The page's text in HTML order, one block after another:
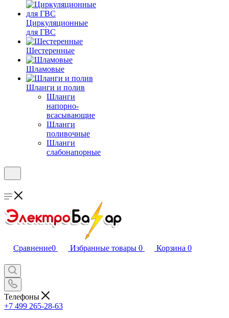
Циркуляционные
для ГВС
Шестеренные
Шламовые
Шланги и полив
Шланги
напорно-
всасывающие
Шланги
поливочные
Шланги
слабонапорные
Сравнение0 Избранные товары 0 Корзина 0
Телефоны
+7 499 265-28-63